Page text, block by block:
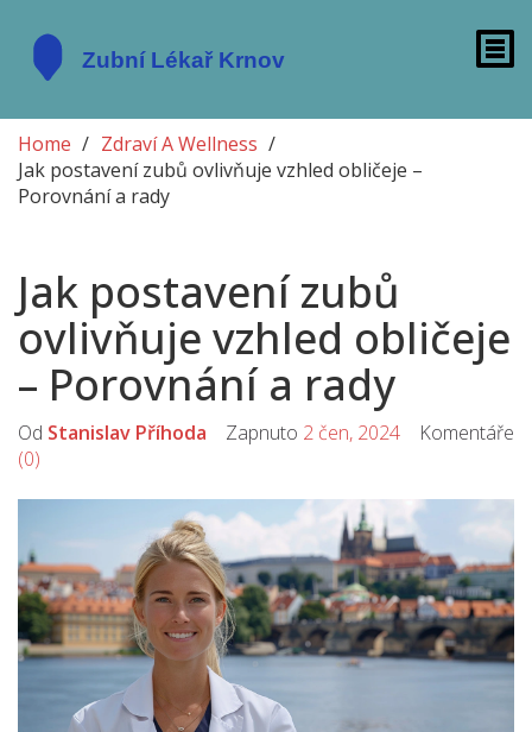
Home
Zdraví A Wellness
Jak postavení zubů ovlivňuje vzhled obličeje –
Porovnání a rady
Jak postavení zubů
ovlivňuje vzhled obličeje
– Porovnání a rady
Od Stanislav Příhoda Zapnuto 2 čen, 2024 Komentáře
(0)